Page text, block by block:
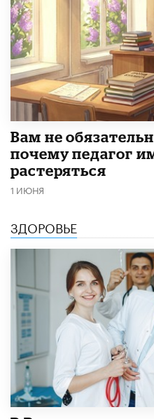
​Вам не
почему педагог
растеряться
1 ИЮНЯ
ЗДОРОВЬЕ